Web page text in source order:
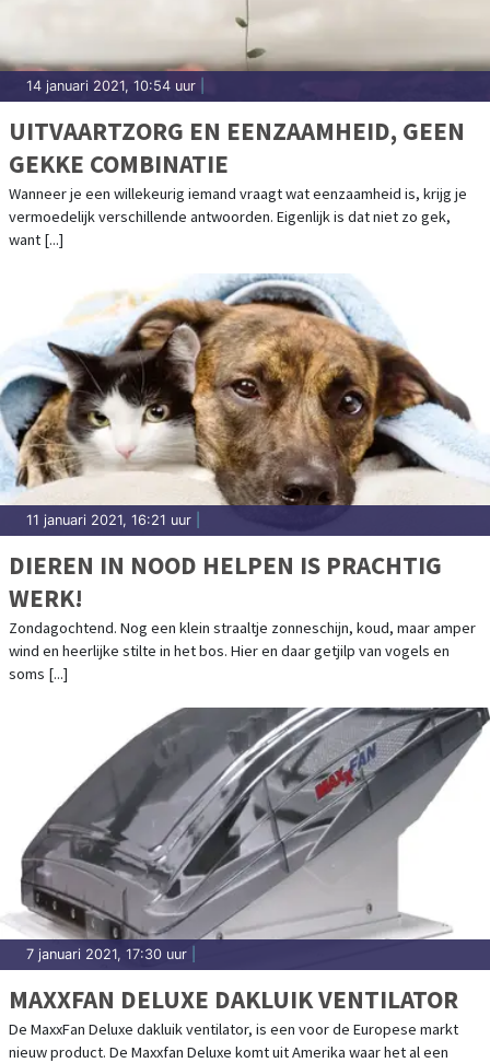
14 januari 2021, 10:54 uur
UITVAARTZORG EN EENZAAMHEID, GEEN
GEKKE COMBINATIE
Wanneer je een willekeurig iemand vraagt wat eenzaamheid is, krijg je
vermoedelijk verschillende antwoorden. Eigenlijk is dat niet zo gek,
want [...]
11 januari 2021, 16:21 uur
DIEREN IN NOOD HELPEN IS PRACHTIG
WERK!
Zondagochtend. Nog een klein straaltje zonneschijn, koud, maar amper
wind en heerlijke stilte in het bos. Hier en daar getjilp van vogels en
soms [...]
7 januari 2021, 17:30 uur
MAXXFAN DELUXE DAKLUIK VENTILATOR
De MaxxFan Deluxe dakluik ventilator, is een voor de Europese markt
nieuw product. De Maxxfan Deluxe komt uit Amerika waar het al een